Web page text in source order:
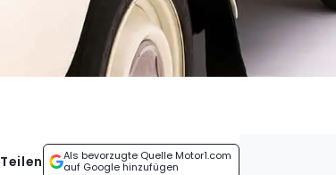
Als bevorzugte Quelle Motor1.com
auf Google hinzufügen
Teilen